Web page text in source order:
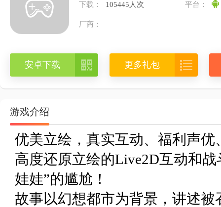
下载： 105445人次 平台：
厂商：
安卓下载  更多礼包 
游戏介绍
优美立绘，真实互动、福利声优
高度还原立绘的Live2D互动和
娃娃”的尴尬！
故事以幻想都市为背景，讲述